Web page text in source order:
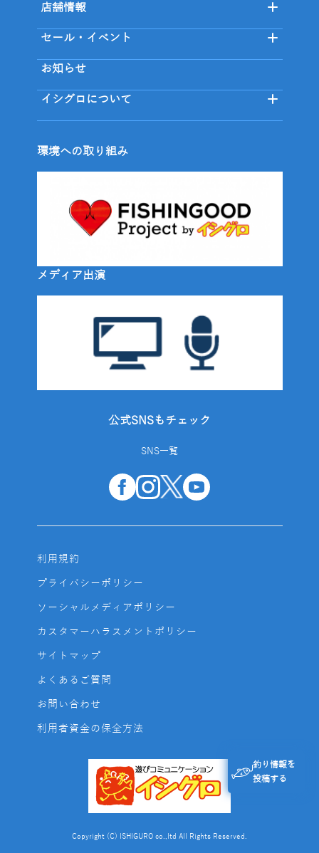
釣り情報を
投稿する
店舗情報
セール・イベント
お知らせ
イシグロについて
環境への取り組み
メディア出演
公式SNSもチェック
SNS一覧
利用規約
プライバシーポリシー
ソーシャルメディアポリシー
カスタマーハラスメントポリシー
サイトマップ
よくあるご質問
お問い合わせ
利用者資金の保全方法
Copyright (C) ISHIGURO co.,ltd All Rights Reserved.